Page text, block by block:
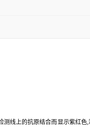
线上的抗原结合而显示紫红